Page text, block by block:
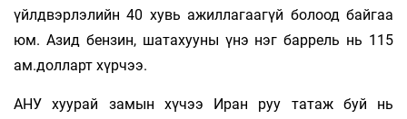
үйлдвэрлэлийн 40 хувь ажиллагаагүй болоод байгаа
юм. Азид бензин, шатахууны үнэ нэг баррель нь 115
ам.долларт хүрчээ.
АНУ хуурай замын хүчээ Иран руу татаж буй нь